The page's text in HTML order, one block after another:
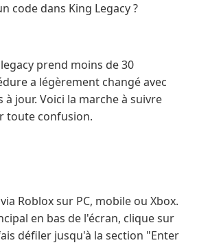
code dans King Legacy ?
prend moins de 30
a légèrement changé avec
à jour. Voici la marche à suivre
toute confusion.
Roblox sur PC, mobile ou Xbox.
en bas de l'écran, clique sur
défiler jusqu'à la section "Enter